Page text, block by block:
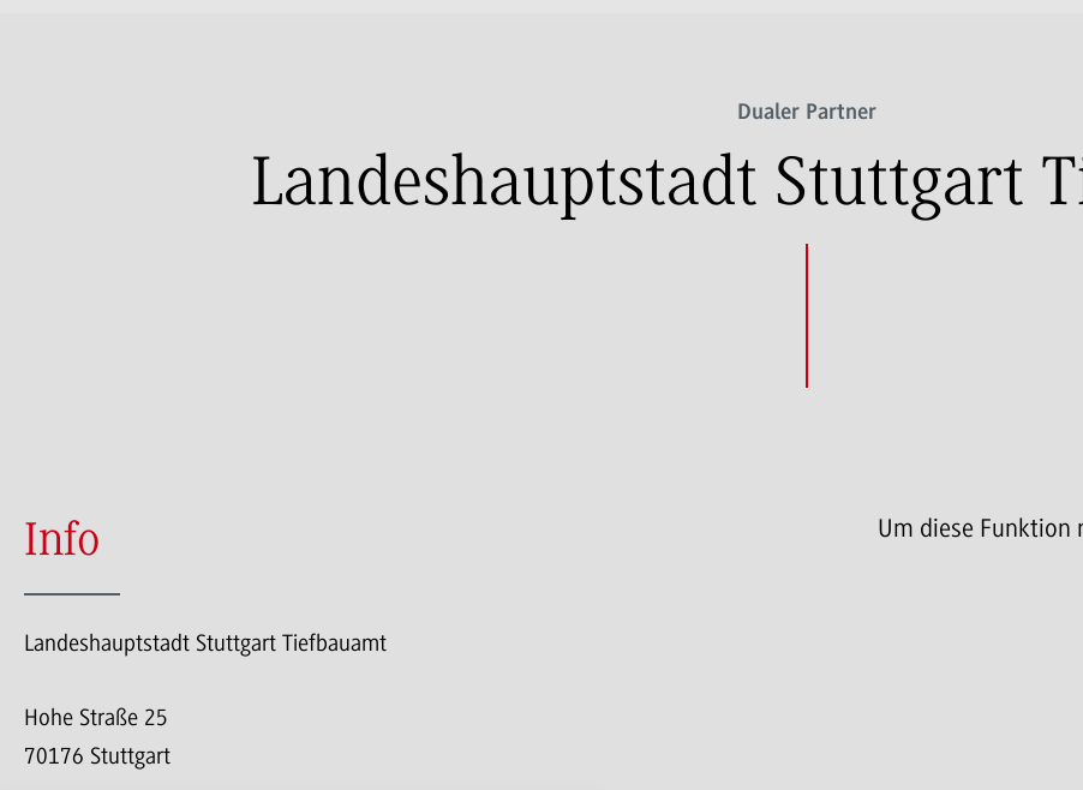
Dualer Partner
Landeshauptstadt Stuttgart
Info
Landeshauptstadt Stuttgart Tiefbauamt
Hohe Straße 25
70176 Stuttgart
Um diese Funktion